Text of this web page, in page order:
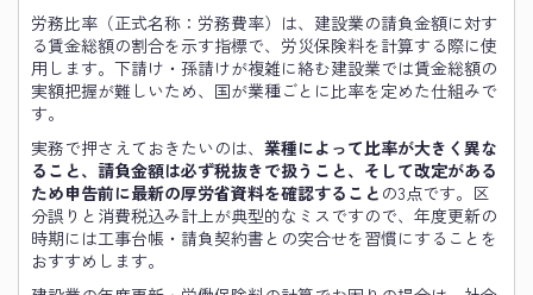
労務比率（正式名称：労務費率）は、建設業の請負金額に対す
る賃金総額の割合を示す指標で、労災保険料を計算する際に使
用します。下請け・孫請けが複雑に絡む建設業では賃金総額の
実額把握が難しいため、国が業種ごとに比率を定めた仕組みで
す。
実務で押さえておきたいのは、 業種によって比率が大きく異な
ること、請負金額は必ず税抜きで扱うこと、そして改定がある
ため申告前に最新の厚労省資料を確認すること の3点です。区
分誤りと消費税込み計上が典型的なミスですので、年度更新の
時期には工事台帳・請負契約書との突合せを習慣にすることを
おすすめします。